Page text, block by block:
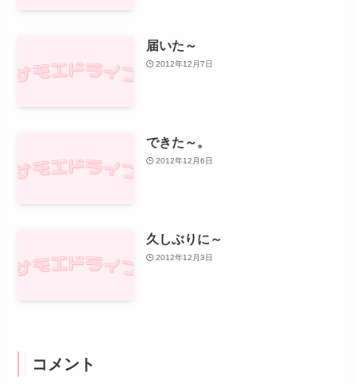
届いた～
2012年12月7日
できた～。
2012年12月6日
久しぶりに～
2012年12月3日
コメント